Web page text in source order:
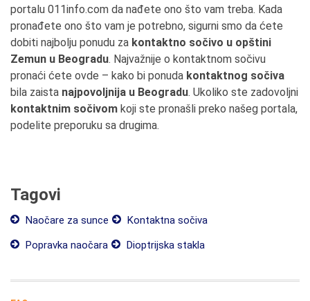
portalu 011info.com da nađete ono što vam treba. Kada
pronađete ono što vam je potrebno, sigurni smo da ćete
dobiti najbolju ponudu za kontaktno sočivo u opštini
Zemun u Beogradu. Najvažnije o kontaktnom sočivu
pronaći ćete ovde – kako bi ponuda kontaktnog sočiva
bila zaista najpovoljnija u Beogradu. Ukoliko ste zadovoljni
kontaktnim sočivom koji ste pronašli preko našeg portala,
podelite preporuku sa drugima.
Tagovi
Naočare za sunce
Kontaktna sočiva
Popravka naočara
Dioptrijska stakla